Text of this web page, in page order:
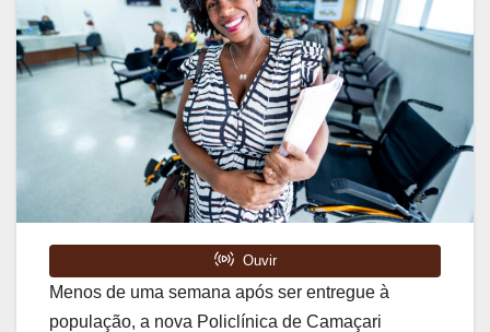
Menos de uma semana após ser entregue à
população, a nova Policlínica de Camaçari